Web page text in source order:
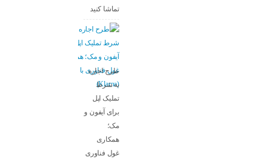
تماشا کنید
طرح اجاره
به شرط
تملیک اپل
برای آیفون و
مک؛
همکاری
غول فناوری